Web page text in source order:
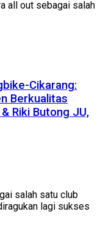
all out sebagai salah
Cikarang:
Berkualitas
Riki Butong JU,
salah satu club
lagi sukses